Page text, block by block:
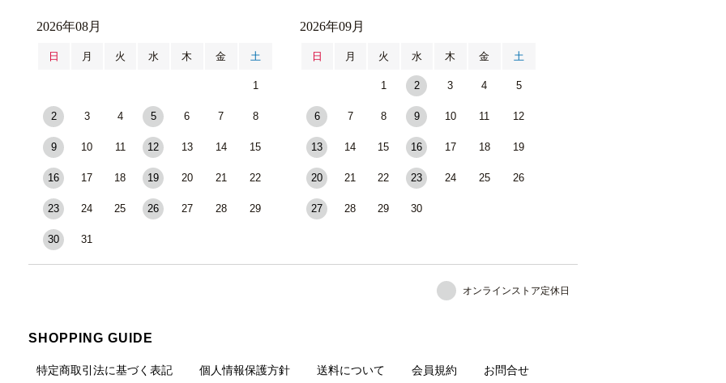
2026年08月
日 月 火 水 木 金 土
1
2 3 4 5 6 7 8
9 10 11 12 13 14 15
16 17 18 19 20 21 22
23 24 25 26 27 28 29
30 31
2026年09月
日 月 火 水 木 金 土
1 2 3 4 5
6 7 8 9 10 11 12
13 14 15 16 17 18 19
20 21 22 23 24 25 26
27 28 29 30
オンラインストア定休日
SHOPPING GUIDE
特定商取引法に基づく表記 個人情報保護方針 送料について 会員規約 お問合せ